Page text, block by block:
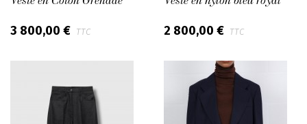
3 800,00 € TTC 2 800,00 € TTC